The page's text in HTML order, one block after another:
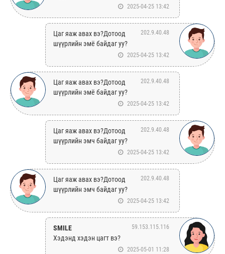
2025-04-25 13:42
202.9.40.48
Цаг яаж авах вэ?Дотоод
шүүрлийн эмё байдаг уу?
2025-04-25 13:42
202.9.40.48
Цаг яаж авах вэ?Дотоод
шүүрлийн эмё байдаг уу?
2025-04-25 13:42
202.9.40.48
Цаг яаж авах вэ?Дотоод
шүүрлийн эмч байдаг уу?
2025-04-25 13:42
202.9.40.48
Цаг яаж авах вэ?Дотоод
шүүрлийн эмч байдаг уу?
2025-04-25 13:42
SMILE 59.153.115.116
Хэдэнд хэдэн цагт вэ?
2025-05-01 11:28